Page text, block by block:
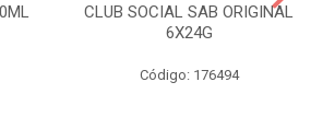
CLUB SOCIAL SAB ORIGINAL
6X24G
Código: 176494